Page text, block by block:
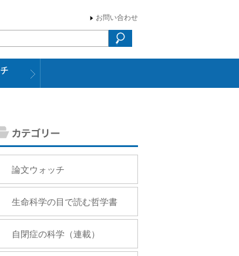
お問い合わせ
論文ウォッチ
生命科学の目で読む哲学書
自閉症の科学（連載）